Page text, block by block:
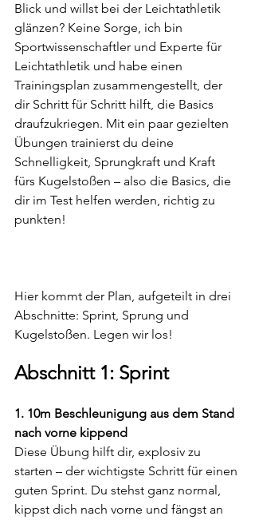
Blick und willst bei der Leichtathletik
glänzen? Keine Sorge, ich bin
Sportwissenschaftler und Experte für
Leichtathletik und habe einen
Trainingsplan zusammengestellt, der
dir Schritt für Schritt hilft, die Basics
draufzukriegen. Mit ein paar gezielten
Übungen trainierst du deine
Schnelligkeit, Sprungkraft und Kraft
fürs Kugelstoßen – also die Basics, die
dir im Test helfen werden, richtig zu
punkten!
Hier kommt der Plan, aufgeteilt in drei
Abschnitte: Sprint, Sprung und
Kugelstoßen. Legen wir los!
Abschnitt 1: Sprint
1. 10m Beschleunigung aus dem Stand
nach vorne kippend
Diese Übung hilft dir, explosiv zu
starten – der wichtigste Schritt für einen
guten Sprint. Du stehst ganz normal,
kippst dich nach vorne und fängst an